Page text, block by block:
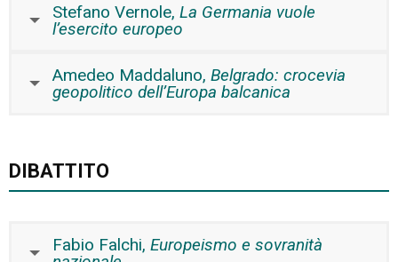
Stefano Vernole, La Germania vuole
l’esercito europeo
Amedeo Maddaluno, Belgrado: crocevia
geopolitico dell’Europa balcanica
DIBATTITO
Fabio Falchi, Europeismo e sovranità